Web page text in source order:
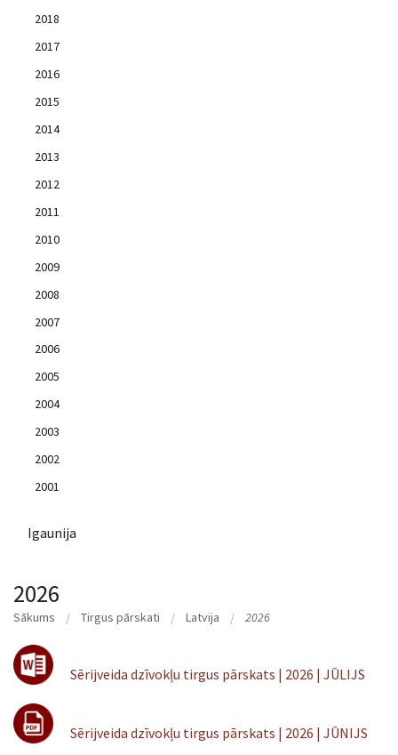
2018
2017
2016
2015
2014
2013
2012
2011
2010
2009
2008
2007
2006
2005
2004
2003
2002
2001
Igaunija
2026
Sākums Tirgus pārskati Latvija 2026
Sērijveida dzīvokļu tirgus pārskats | 2026 | JŪLIJS
Sērijveida dzīvokļu tirgus pārskats | 2026 | JŪNIJS